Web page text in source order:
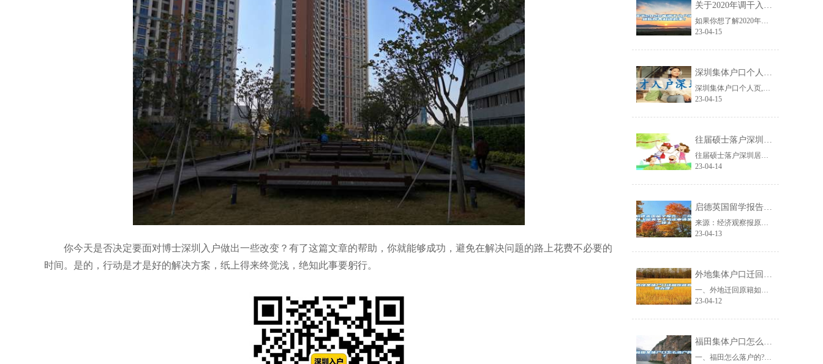
你今天是否决定要面对博士深圳入户做出一些改变？有了这篇文章的帮助，你就能够成功，避免在解决问题的路上花费不必要的
时间。是的，行动是才是好的解决方案，纸上得来终觉浅，绝知此事要躬行。
关于2020年调干入户深圳你所不知道的事！
如果你想了解2020年调干入户深圳的信息，那么关于2020年调干入户深圳你所......
23-04-15
深圳集体户口个人页,毕业生落户深圳
深圳集体户口个人页,生落户深圳你怎样看待深圳这座城市？可去专栏“在深圳奋斗”......
23-04-15
往届硕士落户深圳居住证入户条件
往届硕士落户深圳居住证入户条件深圳是一座宜居的城市，也是一座敬老爱老的城市。......
23-04-14
启德英国留学报告：三成以上留英学生考虑申请第二硕士
来源：经济观察报原标题：启德英国留学报告：三成以上留英学生考虑申请第二硕士经......
23-04-13
外地集体户口迁回原籍如何办理？
一、外地迁回原籍如何办理?从原籍所在地派出开出同意迁入的准迁证，凭此准迁证即......
23-04-12
福田集体户口怎么落户的？
一、福田怎么落户的?(一)集体户口是农转非的，不能回原籍，若是想要办理落户，......